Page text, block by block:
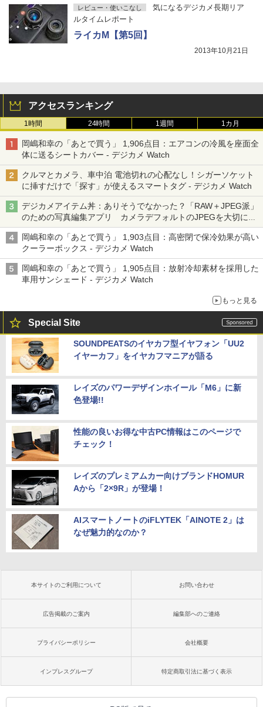
レビュー・使いこなし
気になるデジカメ長期リア
ルタイムレポート
ライカM【第5回】
2013年10月21日
アクセスランキング
1時間 24時間 1週間 1カ月
岡嶋和幸の「あとで買う」 1,906点目：エアコンの冷風を座面全
体に送るシートカバー - デジカメ Watch
クルマとカメラ、車中泊 電池切れの心配なし！シガーソケット
に挿すだけで「探す」が使えるスマートタグ - デジカメ Watch
デジカメアイテム丼：ありそうでなかった？「RAW＋JPEG派」
のための写真編集アプリ カメラデフォルトのJPEGを大切にす
る「Filmator」
岡嶋和幸の「あとで買う」 1,903点目：高密閉で保冷効果が高い
クーラーボックス - デジカメ Watch
岡嶋和幸の「あとで買う」 1,905点目：放射冷却素材を採用した
車用サンシェード - デジカメ Watch
もっと見る
Special Site
SOUNDPEATSのイヤカフ型イヤフォン「UU2
イヤーカフ」をイヤカフマニアが語る
レイズのパワーデザインホイール「M6」に新
色登場!!
性能の良いお得な中古PC情報はこのページで
チェック！
レイズのプレミアムカー向けブランドHOMUR
Aから「2×9R」が登場！
AIスマートノートのiFLYTEK「AINOTE 2」は
なぜ魅力的なのか？
本サイトのご利用について お問い合わせ
広告掲載のご案内 編集部へのご連絡
プライバシーポリシー 会社概要
インプレスグループ 特定商取引法に基づく表示